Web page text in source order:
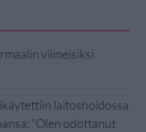
viimeisiksi
laitoshoidossa
”Olen odottanut